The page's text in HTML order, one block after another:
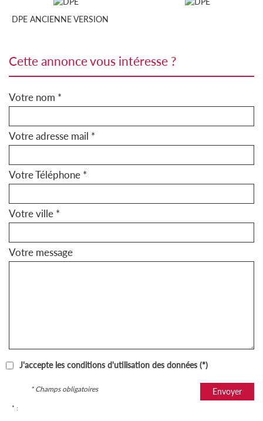
DPE ANCIENNE VERSION
cette annonce vous intéresse ?
Votre nom *
Votre adresse mail *
Votre Téléphone *
Votre ville *
Votre message
J'accepte les conditions d'utilisation des données (*)
Envoyer
* Champs obligatoires
* :